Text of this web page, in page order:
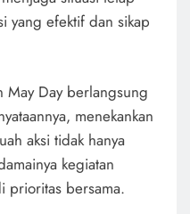
yang efektif dan sikap
Day berlangsung
menekankan
aksi tidak hanya
kegiatan
prioritas bersama.